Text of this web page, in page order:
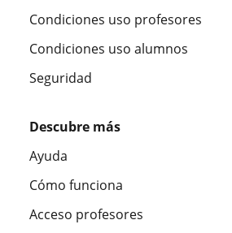
Condiciones uso profesores
Condiciones uso alumnos
Seguridad
Descubre más
Ayuda
Cómo funciona
Acceso profesores